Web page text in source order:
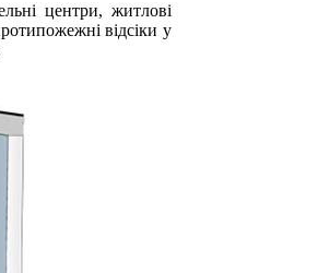
центри, житлові
відсіки у